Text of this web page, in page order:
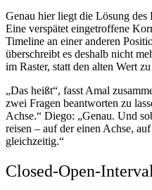
Genau hier liegt die Lösung
Eine verspätet eingetroffene
Timeline an einer anderen
überschreibt es deshalb nicht
im Raster, statt den alten Wert
„Das heißt“, fasst Amal
zwei Fragen beantworten zu
Achse.“ Diego: „Genau. Und
reisen – auf der einen Achse,
gleichzeitig.“
Closed-Open-